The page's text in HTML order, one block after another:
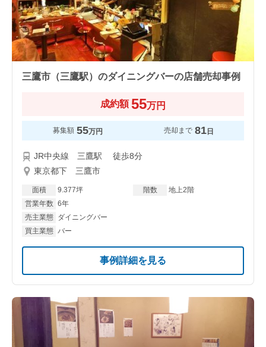
三鷹市（三鷹駅）のダイニングバーの店舗売却事例
成約額 55万円
募集額 55万円 売却まで 81日
JR中央線 三鷹駅 徒歩8分
東京都下 三鷹市
面積 9.377坪 階数
地上2階
営業年数 6年
売主業態
ダイニングバー
買主業態 バー
事例詳細を見る